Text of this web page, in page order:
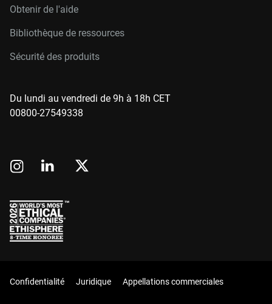
Obtenir de l'aide
Bibliothèque de ressources
Sécurité des produits
Du lundi au vendredi de 9h à 18h CET
00800-27549338
Confidentialité Juridique Appellations commerciales